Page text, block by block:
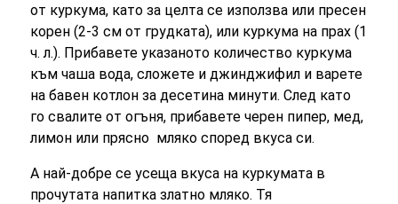
от куркума, като за целта се използва или пресен
корен (2-3 см от грудката), или куркума на прах (1
ч. л.). Прибавете указаното количество куркума
към чаша вода, сложете и джинджифил и варете
на бавен котлон за десетина минути. След като
го свалите от огъня, прибавете черен пипер, мед,
лимон или прясно мляко според вкуса си.
А най-добре се усеща вкуса на куркумата в
прочутата напитка златно мляко. Тя